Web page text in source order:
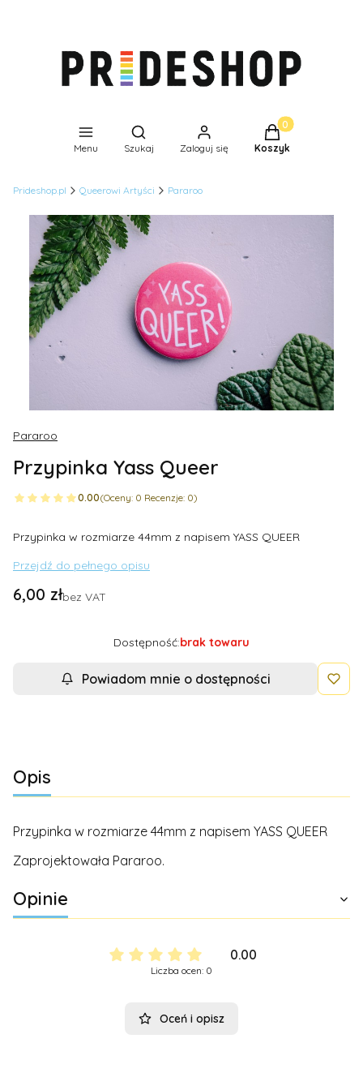
Menu
Otwórz wyszukiwarkę
Szukaj Zaloguj się
Produkty w
Koszyk
Prideshop.pl Queerowi Artyści Pararoo
Pararoo
Przypinka Yass Queer
0.00(Oceny: 0 Recenzje: 0)
Przypinka w rozmiarze 44mm z napisem YASS QUEER
Przejdź do pełnego opisu
Cena
6,00 złbez VAT
Dostępność:brak towaru
Powiadom mnie o dostępności
Opis
Przypinka w rozmiarze 44mm z napisem YASS QUEER
Zaprojektowała Pararoo.
Opinie
0.00
Liczba ocen: 0
Oceń i opisz